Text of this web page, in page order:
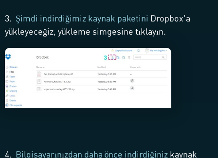
3. Şimdi indirdiğimiz kaynak paketini Dropbox'a
yükleyeceğiz, yükleme simgesine tıklayın.
4. Bilgisayarınızdan daha önce indirdiğiniz kaynak